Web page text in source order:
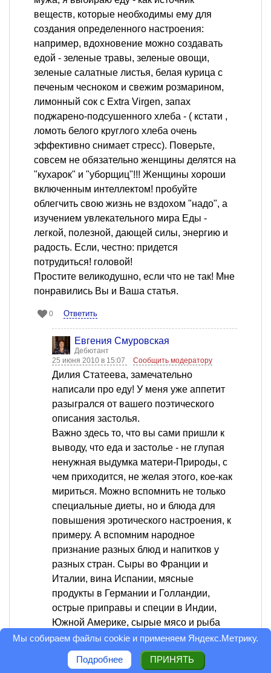
веществ, которые необходимы ему для
создания определенного настроения:
например, вдохновение можно создавать
едой - зеленые травы, зеленые овощи,
зеленые салатные листья, белая курица с
печеным чесноком и свежим розмарином,
лимонный сок с Extra Virgen, запах
поджарено-подсушенного хлеба - ( кстати ,
ломоть белого круглого хлеба очень
эффективно снимает стресс). Поверьте,
совсем не обязательно женщины делятся на
"кухарок" и "уборщиц"!!! Женщины хороши
включенным интеллектом! пробуйте
облегчить свою жизнь не вздохом "надо", а
изучением увлекательного мира Еды -
легкой, полезной, дающей силы, энергию и
радость. Если, честно: придется
потрудиться! головой!
Простите великодушно, если что не так! Мне
понравились Вы и Ваша статья.
0 Ответить
Евгения Смуровская
Дебютант
25 июня 2010 в 15:07
Сообщить модератору
Дилия Статеева, замечательно
написали про еду! У меня уже аппетит
разыгрался от вашего поэтического
описания застолья.
Важно здесь то, что вы сами пришли к
выводу, что еда и застолье - не глупая
ненужная выдумка матери-Природы, с
чем приходится, не желая этого, кое-как
мириться. Можно вспомнить не только
специальные диеты, но и блюда для
повышения эротического настроения, к
примеру. А вспомним народное
признание разных блюд и напитков у
разных стран. Сыры во Франции и
Италии, вина Испании, мясные
продукты в Германии и Голландии,
острые приправы и специи в Индии,
Южной Америке, сырые мясо и рыба
северных народностей. Можно
перечислять бесконечно. Что же - это
все кем-то зря придумано?? Не будем
Мы собираем файлы cookie и применяем Яндекс.Метрику.
Подробнее ПРИНЯТЬ